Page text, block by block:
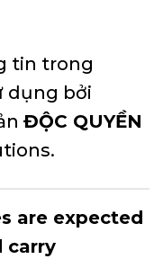
tin trong
dụng bởi
ĐỘC QUYỀN
are expected
carry